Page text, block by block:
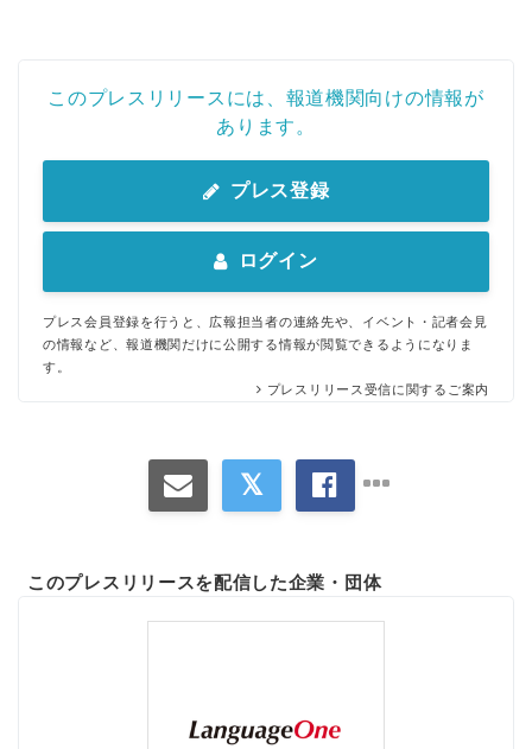
このプレスリリースには、報道機関向けの情報が
あります。
プレス登録
ログイン
プレス会員登録を行うと、広報担当者の連絡先や、イベント・記者会見
の情報など、報道機関だけに公開する情報が閲覧できるようになりま
す。
プレスリリース受信に関するご案内
このプレスリリースを配信した企業・団体